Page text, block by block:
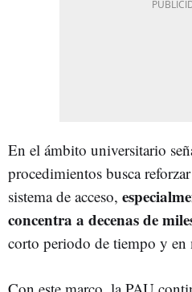
En el ámbito universitario
procedimientos busca
sistema de acceso,
concentra a decenas de
corto periodo de tiempo y en